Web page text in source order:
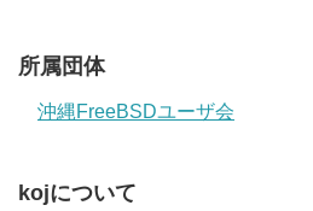
所属団体
沖縄FreeBSDユーザ会
kojについて